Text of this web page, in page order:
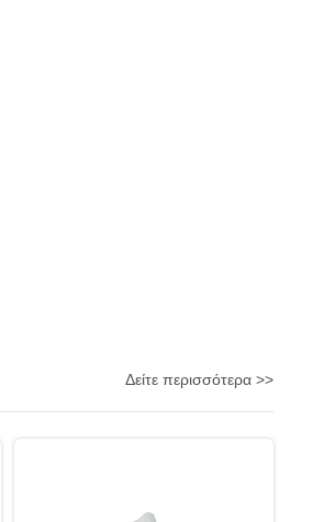
Δείτε περισσότερα >>